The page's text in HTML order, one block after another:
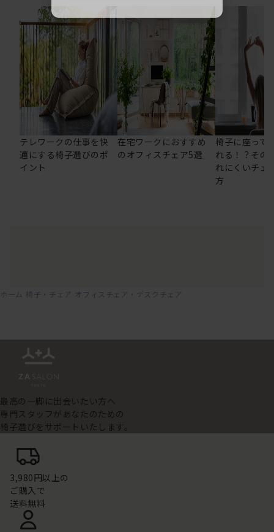
テレワークの仕事を快
適にする椅子選びのポ
イント
在宅ワークにおすすめ
のオフィスチェア5選
椅子に座って
れる！？その
れにくいチェ
方
ホーム 椅子・チェア オフィスチェア・デスクチェア
最高の一脚に出会いたい方へ
専門スタッフがあなたのための
椅子選びをサポートいたします。
3,980円以上の
ご購入で
送料無料